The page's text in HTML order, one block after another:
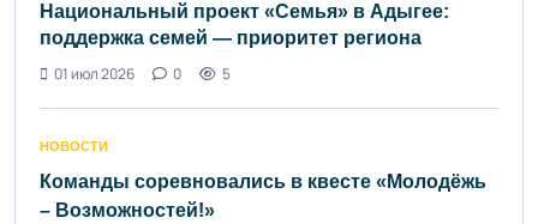
Национальный проект «Семья» в Адыгее:
поддержка семей — приоритет региона
01 июл 2026
0 5
НОВОСТИ
Команды соревновались в квесте «Молодёжь
– Возможностей!»